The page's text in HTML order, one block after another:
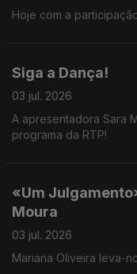
Hoje com a
Siga a Dança!
03 jul. 2026
A apresentadora Sara
programa da RTP!
«Um
Moura
03 jul. 2026
Mariana Oliveira leva-